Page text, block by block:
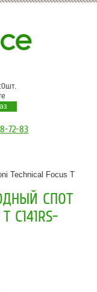
0шт.
72-83
Technical Focus T
СПОТ
C141RS-